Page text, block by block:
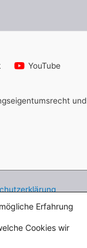
YouTube
und
und
Erfahrung
Cookies wir